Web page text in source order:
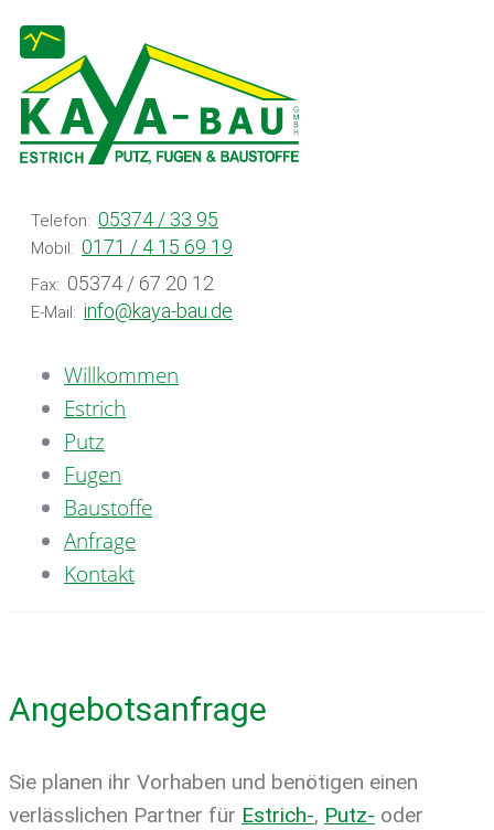
Skip
to
content
Telefon: 05374 / 33 95
Mobil: 0171 / 4 15 69 19
Fax: 05374 / 67 20 12
E-Mail: info@kaya-bau.de
Willkommen
Estrich
Putz
Fugen
Baustoffe
Anfrage
Kontakt
Angebotsanfrage
Sie planen ihr Vorhaben und benötigen einen
verlässlichen Partner für Estrich-, Putz- oder